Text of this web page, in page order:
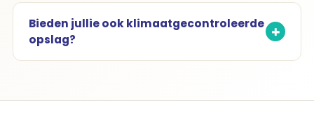
Bieden jullie ook klimaatgecontroleerde
opslag?